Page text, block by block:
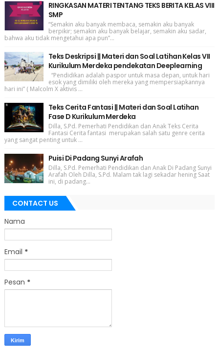
RINGKASAN MATERI TENTANG TEKS BERITA KELAS VIII
SMP
“Semakin aku banyak membaca, semakin aku banyak
berpikir; semakin aku banyak belajar, semakin aku sadar,
bahwa aku tidak mengetahui apa pun”...
Teks Deskripsi || Materi dan Soal Latihan Kelas VII
Kurikulum Merdeka pendekatan Deeplearning
“Pendidikan adalah paspor untuk masa depan, untuk hari
esok yang dimiliki oleh mereka yang mempersiapkannya
hari ini” ( Malcolm X aktivis ...
Teks Cerita Fantasi || Materi dan Soal Latihan
Fase D Kurikulum Merdeka
Dilla, S.Pd. Pemerhati Pendidikan dan Anak Teks Cerita
Fantasi Cerita fantasi merupakan salah satu genre cerita
yang sangat penting untuk ...
Puisi Di Padang Sunyi Arafah
Dilla, S.Pd. Pemerhati Pendidikan dan Anak Di Padang Sunyi
Arafah Oleh Dilla, S.Pd. Malam tak lagi sekadar hening Saat
ini, di padang...
CONTACT US
Nama
Email *
Pesan *